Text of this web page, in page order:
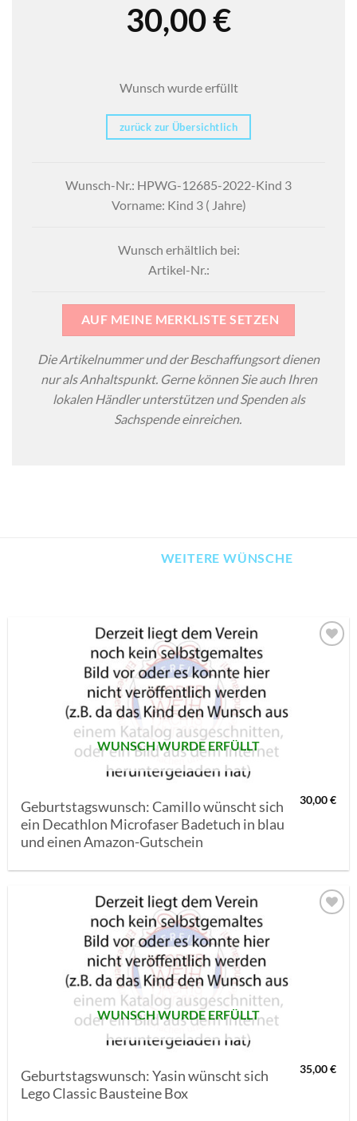
30,00€
Wunsch wurde erfüllt
zurück zur Übersichtlich
Wunsch-Nr.: HPWG-12685-2022-Kind 3
Vorname: Kind 3 ( Jahre)
Wunsch erhältlich bei:
Artikel-Nr.:
AUF MEINE MERKLISTE SETZEN
Die Artikelnummer und der Beschaffungsort dienen
nur als Anhaltspunkt. Gerne können Sie auch Ihren
lokalen Händler unterstützen und Spenden als
Sachspende einreichen.
WEITERE WÜNSCHE
WUNSCH WURDE ERFÜLLT
Geburtstagswunsch: Camillo wünscht sich
ein Decathlon Microfaser Badetuch in blau
und einen Amazon-Gutschein
30,00€
WUNSCH WURDE ERFÜLLT
Geburtstagswunsch: Yasin wünscht sich
Lego Classic Bausteine Box
35,00€